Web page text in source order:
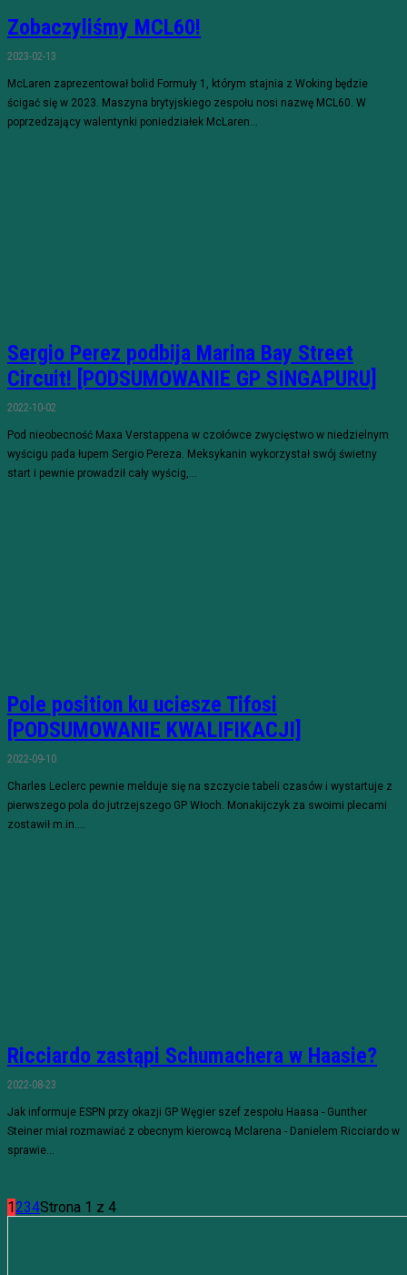
Zobaczyliśmy MCL60!
2023-02-13
McLaren zaprezentował bolid Formuły 1, którym stajnia z Woking będzie
ścigać się w 2023. Maszyna brytyjskiego zespołu nosi nazwę MCL60. W
poprzedzający walentynki poniedziałek McLaren...
Sergio Perez podbija Marina Bay Street
Circuit! [PODSUMOWANIE GP SINGAPURU]
2022-10-02
Pod nieobecność Maxa Verstappena w czołówce zwycięstwo w niedzielnym
wyścigu pada łupem Sergio Pereza. Meksykanin wykorzystał swój świetny
start i pewnie prowadził cały wyścig,...
Pole position ku uciesze Tifosi
[PODSUMOWANIE KWALIFIKACJI]
2022-09-10
Charles Leclerc pewnie melduje się na szczycie tabeli czasów i wystartuje z
pierwszego pola do jutrzejszego GP Włoch. Monakijczyk za swoimi plecami
zostawił m.in....
Ricciardo zastąpi Schumachera w Haasie?
2022-08-23
Jak informuje ESPN przy okazji GP Węgier szef zespołu Haasa - Gunther
Steiner miał rozmawiać z obecnym kierowcą Mclarena - Danielem Ricciardo w
sprawie...
1234Strona 1 z 4